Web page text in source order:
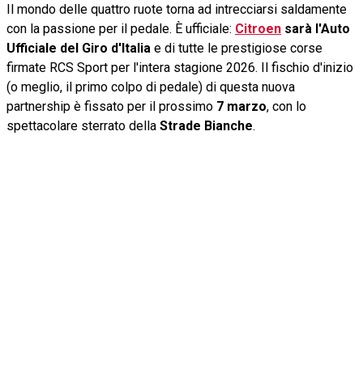
Il mondo delle quattro ruote torna ad intrecciarsi saldamente
con la passione per il pedale. È ufficiale: Citroen sarà l'Auto
Ufficiale del Giro d'Italia e di tutte le prestigiose corse
firmate RCS Sport per l'intera stagione 2026. Il fischio d'inizio
(o meglio, il primo colpo di pedale) di questa nuova
partnership è fissato per il prossimo 7 marzo, con lo
spettacolare sterrato della Strade Bianche.